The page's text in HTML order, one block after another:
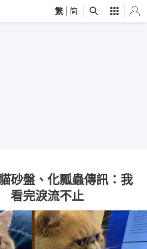
繁 简
砂盤、化瓢蟲傳訊：我
看完淚流不止